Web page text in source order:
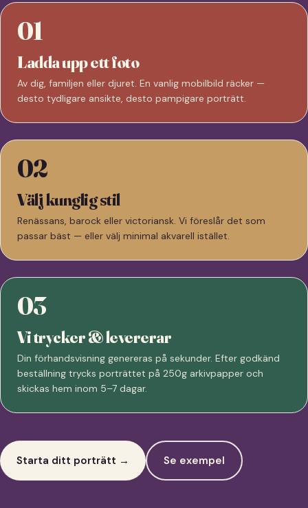
01
Ladda upp ett foto
Av dig, familjen eller djuret. En vanlig mobilbild räcker —
desto tydligare ansikte, desto pampigare porträtt.
02
Välj kunglig stil
Renässans, barock eller victoriansk. Vi föreslår det som
passar bäst — eller välj minimal akvarell istället.
03
Vi trycker & levererar
Din förhandsvisning genereras på sekunder. Efter godkänd
beställning trycks porträttet på 250g arkivpapper och
skickas hem inom 5–7 dagar.
Starta ditt porträtt → Se exempel